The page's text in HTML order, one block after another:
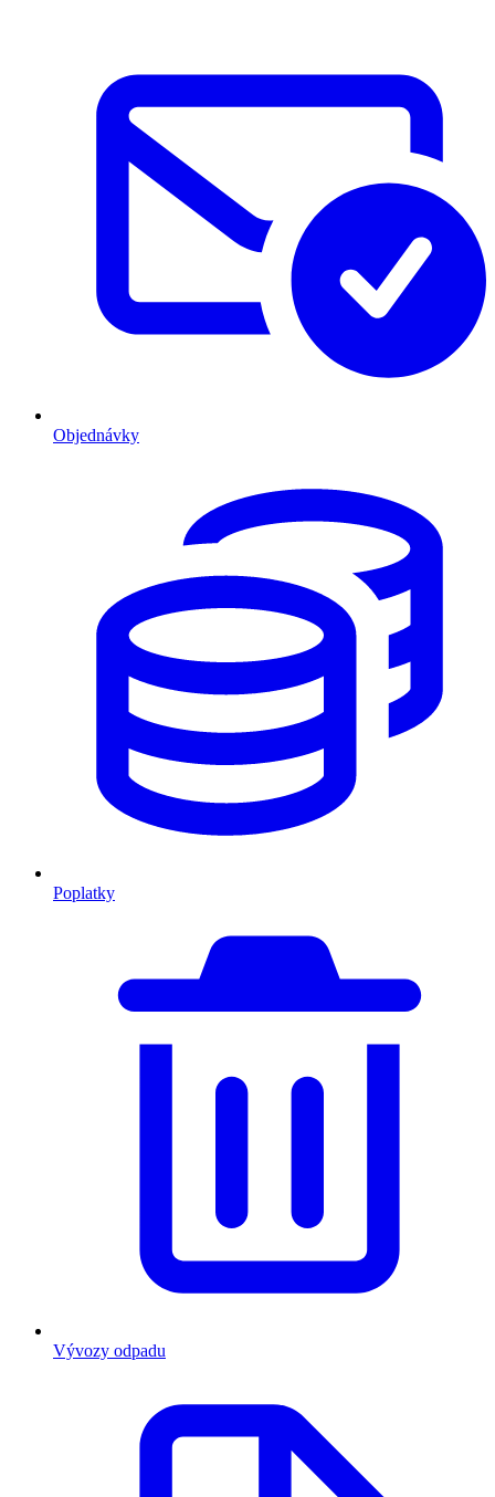
Objednávky
Poplatky
Vývozy odpadu